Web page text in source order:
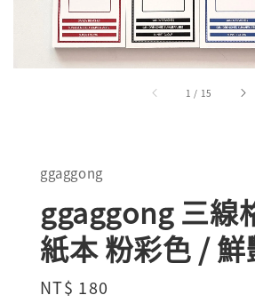
1 / 15
ggaggong
ggaggong 三線
紙本 粉彩色 / 鮮
Regular
NT$ 180